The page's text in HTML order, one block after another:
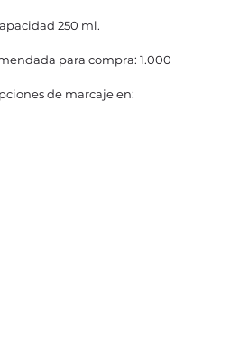
250 ml.
para compra: 1.000
de marcaje en: